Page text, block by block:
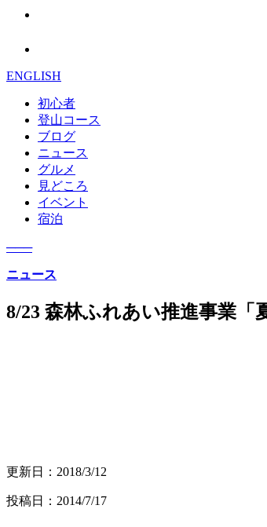
ENGLISH
初心者
登山コース
ブログ
ニュース
グルメ
見どころ
イベント
宿泊
───
ニュース
8/23 森林ふれあい推進事業「
更新日： 2018/3/12
投稿日：2014/7/17